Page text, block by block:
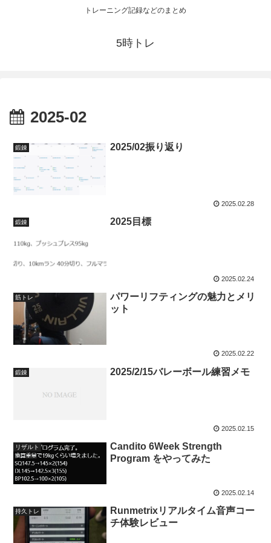
トレーニング記録などのまとめ
5時トレ
2025-02
鍛錬 2025/02振り返り
2025.02.28
鍛錬 2025目標
2025.02.24
筋トレ
パワーリフティングの魅力とメリ
ット
2025.02.22
鍛錬 2025/2/15バレーボール練習メモ
2025.02.15
リザルト
Candito 6Week Strength
Program をやってみた
2025.02.14
持久トレ
Runmetrixリアルタイム音声コー
チ体験レビュー